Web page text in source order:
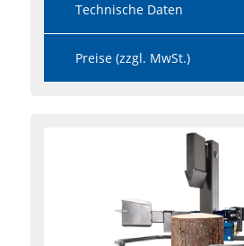
Technische Daten
Preise (zzgl. MwSt.)